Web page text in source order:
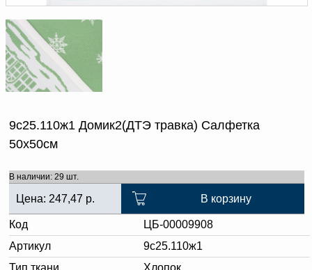
Вопросы и ответы
Новости | Статьи
9с25.110ж1 Домик2(ДТЭ травка) Салфетка
50х50см
В наличии: 29 шт.
Цена: 247,47 р. В корзину
Код
ЦБ-00009908
Артикул
9с25.110ж1
Тип ткани
Хлопок